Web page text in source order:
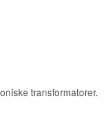
transformatorer.